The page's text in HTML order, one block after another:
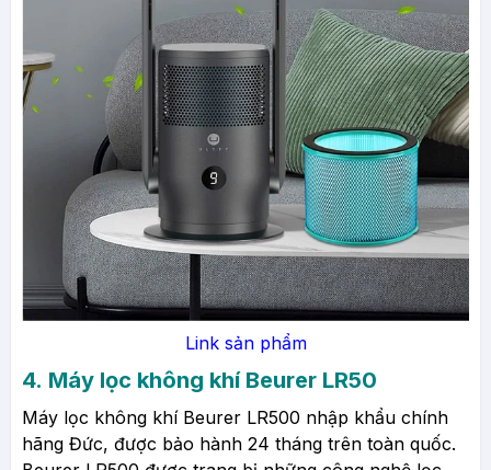
Link sản phẩm
4. Máy lọc không khí Beurer LR50
Máy lọc không khí Beurer LR500 nhập khẩu chính
hãng Đức, được bảo hành 24 tháng trên toàn quốc.